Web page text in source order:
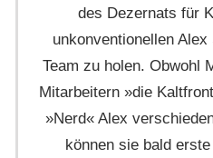
des Dezernats für
unkonventionellen
Team zu holen. Obwohl
Mitarbeitern »die
»Nerd« Alex
können sie bald